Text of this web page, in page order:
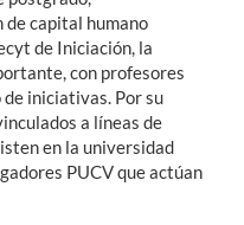
capital humano
de Iniciación, la
con profesores
iniciativas. Por su
a líneas de
en la universidad
PUCV que actúan